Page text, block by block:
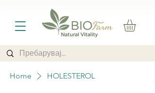
Home HOLESTEROL